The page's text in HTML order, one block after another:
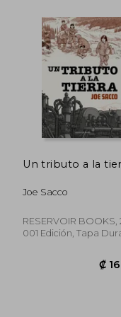
Un tributo a la
Joe Sacco
RESERVOIR BOOKS,
001 Edición, Tapa